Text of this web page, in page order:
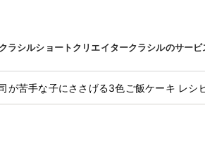
クラシルショートクリエイタークラシルのサービ
が苦手な子にささげる3色ご飯ケーキ レシ